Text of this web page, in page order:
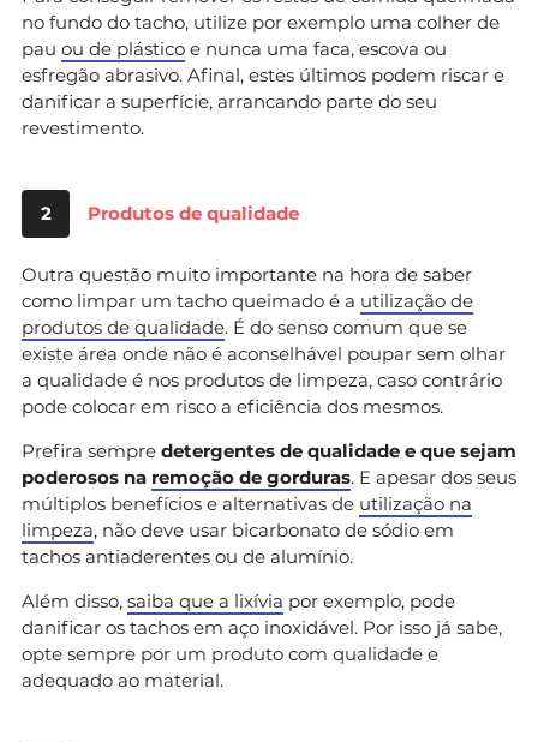
no fundo do tacho, utilize por exemplo uma colher de
pau ou de plástico e nunca uma faca, escova ou
esfregão abrasivo. Afinal, estes últimos podem riscar e
danificar a superfície, arrancando parte do seu
revestimento.
2 Produtos de qualidade
Outra questão muito importante na hora de saber
como limpar um tacho queimado é a utilização de
produtos de qualidade. É do senso comum que se
existe área onde não é aconselhável poupar sem olhar
a qualidade é nos produtos de limpeza, caso contrário
pode colocar em risco a eficiência dos mesmos.
Prefira sempre detergentes de qualidade e que sejam
poderosos na remoção de gorduras. E apesar dos seus
múltiplos benefícios e alternativas de utilização na
limpeza, não deve usar bicarbonato de sódio em
tachos antiaderentes ou de alumínio.
Além disso, saiba que a lixívia por exemplo, pode
danificar os tachos em aço inoxidável. Por isso já sabe,
opte sempre por um produto com qualidade e
adequado ao material.